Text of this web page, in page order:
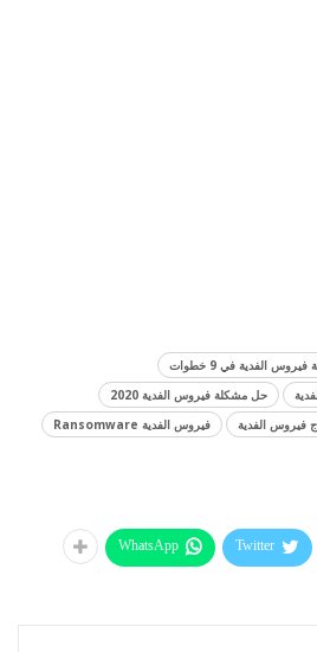
فيروس الفدية في 9 خطوات
حل مشكلة فيروس الفدية 2020
فيروس الفدية
فيروس الفدية Ransomware
Twitter
WhatsApp